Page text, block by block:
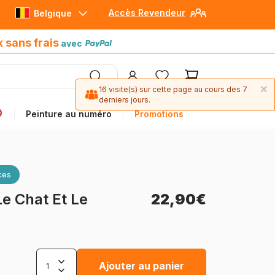
Accès Revendeur
Belgique
sans frais avec
Peinture au numéro Promotions
Chat Et Le
22,90€
Ajouter au panier
×
16 visite(s) sur cette page au cours des 7
derniers jours.